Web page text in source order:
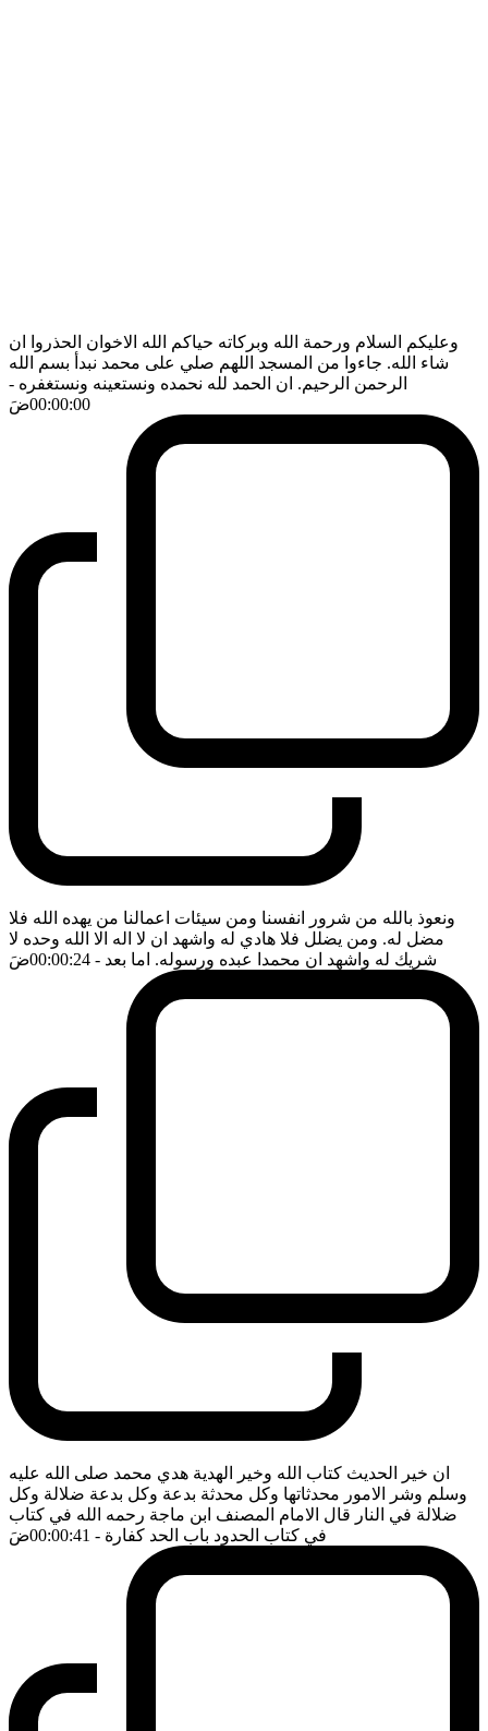
وعليكم السلام ورحمة الله وبركاته حياكم الله الاخوان الحذروا ان
شاء الله. جاءوا من المسجد اللهم صلي على محمد نبدأ بسم الله
الرحمن الرحيم. ان الحمد لله نحمده ونستعينه ونستغفره -
00:00:00ضَ
ونعوذ بالله من شرور انفسنا ومن سيئات اعمالنا من يهده الله فلا
مضل له. ومن يضلل فلا هادي له واشهد ان لا اله الا الله وحده لا
شريك له واشهد ان محمدا عبده ورسوله. اما بعد - 00:00:24 ضَ
ان خير الحديث كتاب الله وخير الهدية هدي محمد صلى الله عليه
وسلم وشر الامور محدثاتها وكل محدثة بدعة وكل بدعة ضلالة وكل
ضلالة في النار قال الامام المصنف ابن ماجة رحمه الله في كتاب
في كتاب الحدود باب الحد كفارة - 00:00:41 ضَ